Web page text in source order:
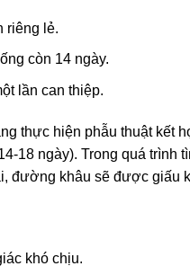
riêng lẻ.
còn 14 ngày.
lần can thiệp.
thực hiện phẫu thuật kết
18 ngày). Trong quá trình
đường khâu sẽ được giấu
khó chịu.